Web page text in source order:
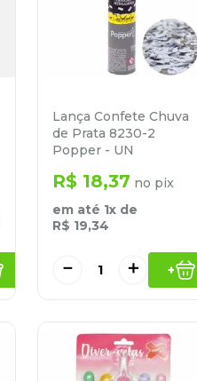
Lança Confete Chuva
de Prata 8230-2
Popper - UN
R$ 18,37 no pix
em até 1x de
R$ 19,34
＋
－ +